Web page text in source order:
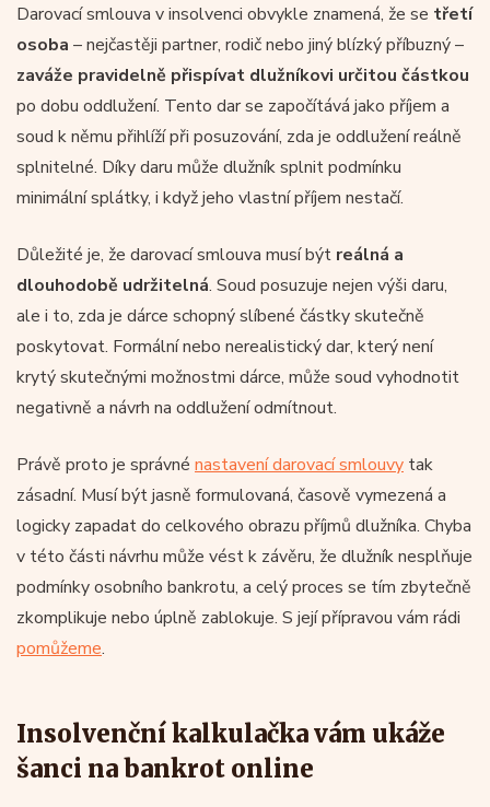
Darovací smlouva v insolvenci obvykle znamená, že se třetí
osoba – nejčastěji partner, rodič nebo jiný blízký příbuzný –
zaváže pravidelně přispívat dlužníkovi určitou částkou
po dobu oddlužení. Tento dar se započítává jako příjem a
soud k němu přihlíží při posuzování, zda je oddlužení reálně
splnitelné. Díky daru může dlužník splnit podmínku
minimální splátky, i když jeho vlastní příjem nestačí.
Důležité je, že darovací smlouva musí být reálná a
dlouhodobě udržitelná. Soud posuzuje nejen výši daru,
ale i to, zda je dárce schopný slíbené částky skutečně
poskytovat. Formální nebo nerealistický dar, který není
krytý skutečnými možnostmi dárce, může soud vyhodnotit
negativně a návrh na oddlužení odmítnout.
Právě proto je správné nastavení darovací smlouvy tak
zásadní. Musí být jasně formulovaná, časově vymezená a
logicky zapadat do celkového obrazu příjmů dlužníka. Chyba
v této části návrhu může vést k závěru, že dlužník nesplňuje
podmínky osobního bankrotu, a celý proces se tím zbytečně
zkomplikuje nebo úplně zablokuje. S její přípravou vám rádi
pomůžeme.
Insolvenční kalkulačka vám ukáže
šanci na bankrot online